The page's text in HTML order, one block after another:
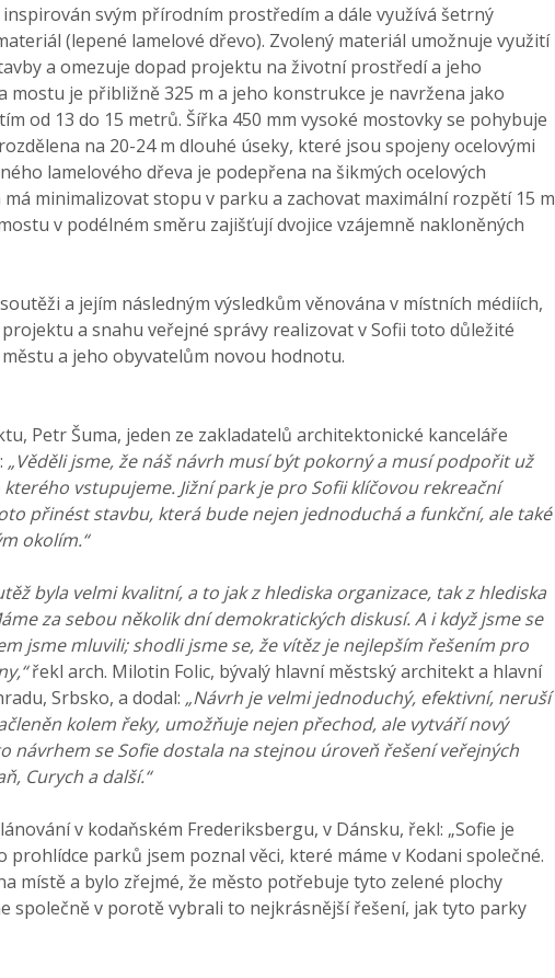
svým přírodním prostředím a dále využívá šetrný
(lepené lamelové dřevo). Zvolený materiál umožnuje využití
a omezuje dopad projektu na životní prostředí a jeho
mostu je přibližně 325 m a jeho konstrukce je navržena jako
od 13 do 15 metrů. Šířka 450 mm vysoké mostovky se pohybuje
na 20-24 m dlouhé úseky, které jsou spojeny ocelovými
lamelového dřeva je podepřena na šikmých ocelových
minimalizovat stopu v parku a zachovat maximální rozpětí 15 m
v podélném směru zajišťují dvojice vzájemně nakloněných
a jejím následným výsledkům věnována v místních médiích,
a snahu veřejné správy realizovat v Sofii toto důležité
a jeho obyvatelům novou hodnotu.
Petr Šuma, jeden ze zakladatelů architektonické kanceláře
„Věděli jsme, že náš návrh musí být pokorný a musí podpořit už
vstupujeme. Jižní park je pro Sofii klíčovou rekreační
přinést stavbu, která bude nejen jednoduchá a funkční, ale také
okolím.“
byla velmi kvalitní, a to jak z hlediska organizace, tak z hlediska
za sebou několik dní demokratických diskusí. A i když jsme se
jsme mluvili; shodli jsme se, že vítěz je nejlepším řešením pro
řekl arch. Milotin Folic, bývalý hlavní městský architekt a hlavní
Srbsko, a dodal: „Návrh je velmi jednoduchý, efektivní, neruší
kolem řeky, umožňuje nejen přechod, ale vytváří nový
návrhem se Sofie dostala na stejnou úroveň řešení veřejných
Curych a další.“
v kodaňském Frederiksbergu, v Dánsku, řekl: „Sofie je
prohlídce parků jsem poznal věci, které máme v Kodani společné.
místě a bylo zřejmé, že město potřebuje tyto zelené plochy
společně v porotě vybrali to nejkrásnější řešení, jak tyto parky